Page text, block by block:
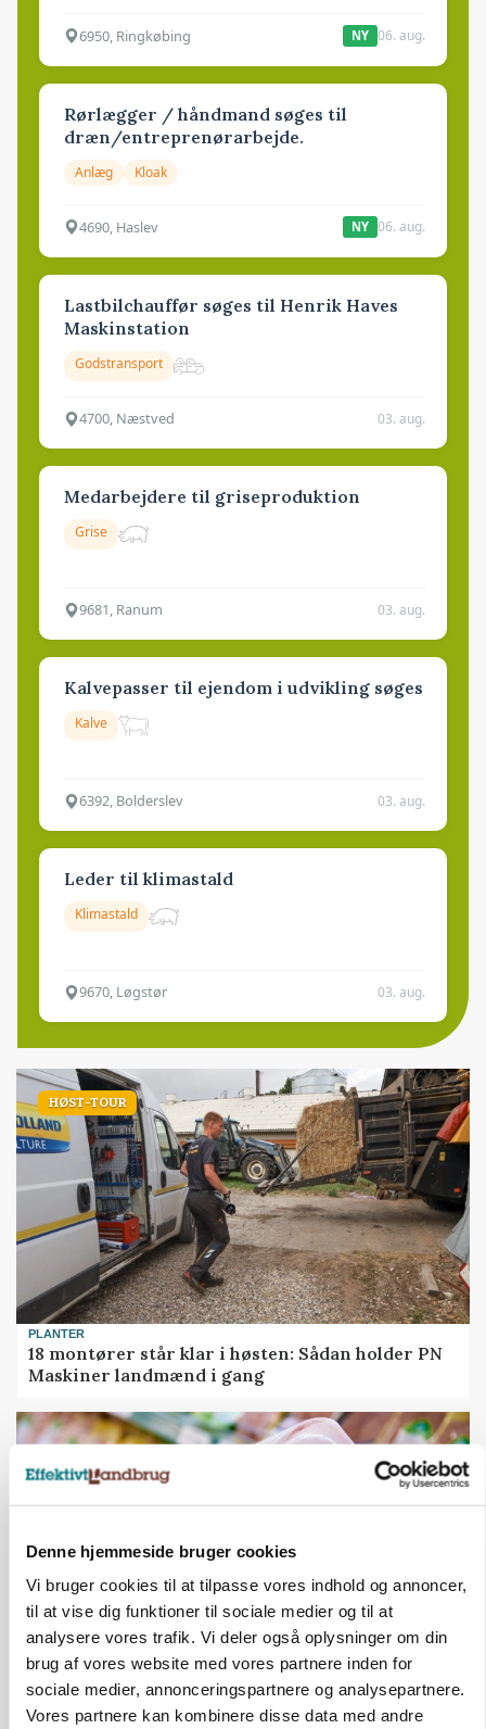
Denne hjemmeside bruger cookies
Vi bruger cookies til at tilpasse vores indhold og annoncer,
til at vise dig funktioner til sociale medier og til at
analysere vores trafik. Vi deler også oplysninger om din
brug af vores website med vores partnere inden for
sociale medier, annonceringspartnere og analysepartnere.
Vores partnere kan kombinere disse data med andre
6950, Ringkøbing NY 06. aug.
Rørlægger / håndmand søges til
dræn/entreprenørarbejde.
Anlæg Kloak
4690, Haslev NY 06. aug.
Lastbilchauffør søges til Henrik Haves
Maskinstation
Godstransport
4700, Næstved 03. aug.
Medarbejdere til griseproduktion
Grise
9681, Ranum 03. aug.
Kalvepasser til ejendom i udvikling søges
Kalve
6392, Bolderslev 03. aug.
Leder til klimastald
Klimastald
9670, Løgstør 03. aug.
HØST-TOUR
PLANTER
18 montører står klar i høsten: Sådan holder PN
Maskiner landmænd i gang
MARKEDSFOKUS
Prisgab på 20 kroner pr. kg vokser: Polsk kylling
presser markedet